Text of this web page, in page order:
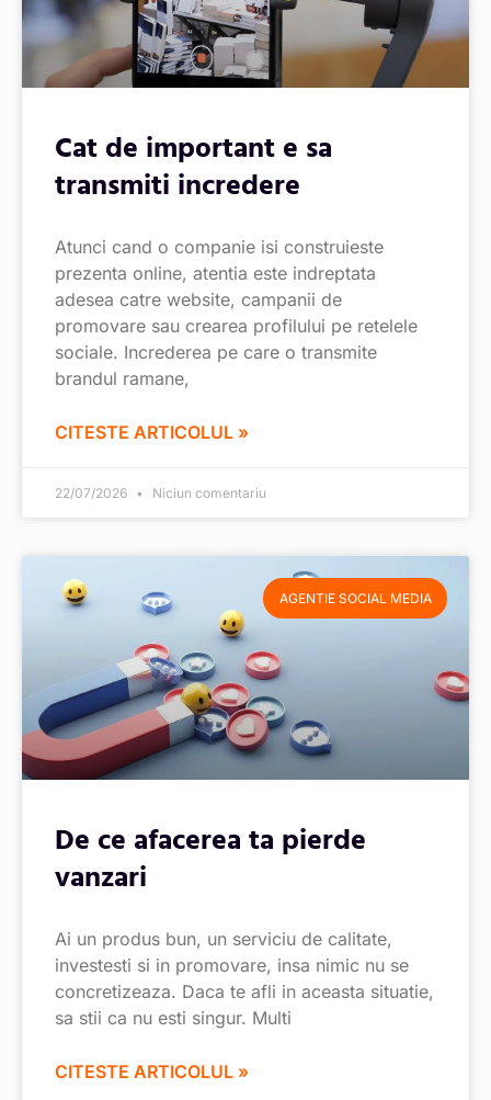
Cat de important e sa
transmiti incredere
Atunci cand o companie isi construieste
prezenta online, atentia este indreptata
adesea catre website, campanii de
promovare sau crearea profilului pe retelele
sociale. Increderea pe care o transmite
brandul ramane,
CITESTE ARTICOLUL »
22/07/2026 Niciun comentariu
AGENTIE SOCIAL MEDIA
De ce afacerea ta pierde
vanzari
Ai un produs bun, un serviciu de calitate,
investesti si in promovare, insa nimic nu se
concretizeaza. Daca te afli in aceasta situatie,
sa stii ca nu esti singur. Multi
CITESTE ARTICOLUL »